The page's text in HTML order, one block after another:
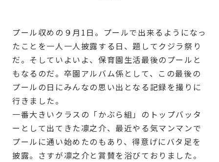
プール収めの９月1日。プールで出来るようになっ
たことを一人一人披露する日、題してクジラ祭り
だ。そしていよいよ、保育園生活最後のプールと
もなるのだ。卒園アルバム係として、この最後の
プールの日にみんなの思い出となる記録を撮りに
行きました。
一番大きいクラスの「かぶら組」のトップバッタ
ーとして出てきた凛之介、最近やる気マンマンで
プールに通い始めたのもあり、得意げにバタ足を
披露。さすが凛之介と賞賛を浴びておりました。